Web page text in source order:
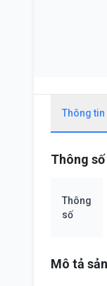
Thông
Thông
Thông
số
Mô tả